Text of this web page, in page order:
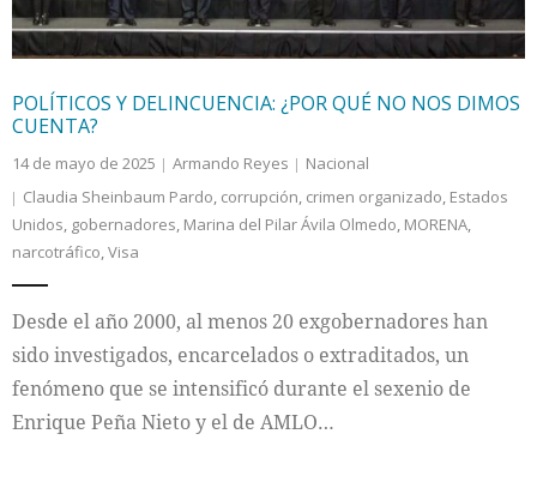
POLÍTICOS Y DELINCUENCIA: ¿POR QUÉ NO NOS DIMOS
CUENTA?
14 de mayo de 2025 Armando Reyes
Nacional
Claudia Sheinbaum Pardo, corrupción, crimen organizado, Estados
Unidos, gobernadores, Marina del Pilar Ávila Olmedo, MORENA,
narcotráfico,Visa
Desde el año 2000, al menos 20 exgobernadores han
sido investigados, encarcelados o extraditados, un
fenómeno que se intensificó durante el sexenio de
Enrique Peña Nieto y el de AMLO…